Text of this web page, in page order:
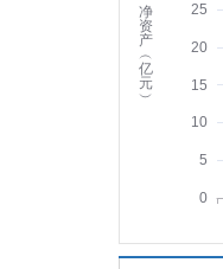
净
资
产
︵
亿
元
︶
0
5
10
15
20
25